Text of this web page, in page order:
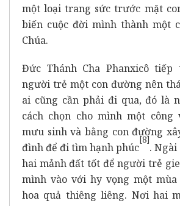
một loại trang sức trước mặt
biến cuộc đời mình thành một
Chúa.
Đức Thánh Cha Phanxicô
người trẻ một con đường nên
ai cũng cần phải đi qua, đó là
cách chọn cho mình một
mưu sinh và bằng con đường
đình để đi tìm hạnh phúc
[8]
.
hai mảnh đất tốt để người trẻ
mình vào với hy vọng một
hoa quả thiêng liêng. Nơi hai